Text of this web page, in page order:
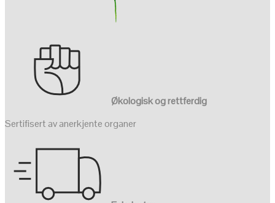
Økologisk og rettferdig
Sertifisert av anerkjente organer